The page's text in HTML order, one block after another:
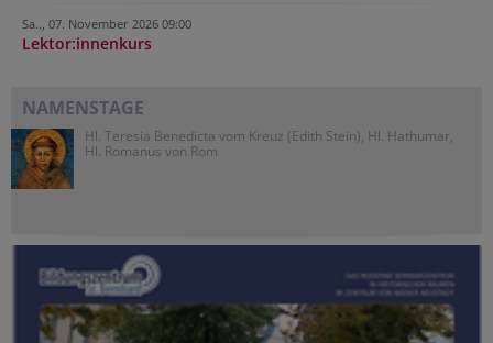
Sa.., 07. November 2026 09:00
Lektor:innenkurs
NAMENSTAGE
Hl. Teresia Benedicta vom Kreuz (Edith Stein), Hl. Hathumar,
Hl. Romanus von Rom